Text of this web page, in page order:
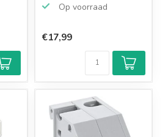
Op voorraad
€17,99